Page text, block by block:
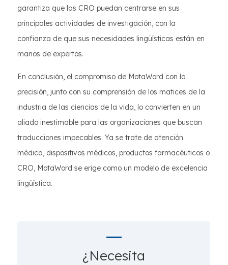
garantiza que las CRO puedan centrarse en sus
principales actividades de investigación, con la
confianza de que sus necesidades lingüísticas están en
manos de expertos.
En conclusión, el compromiso de MotaWord con la
precisión, junto con su comprensión de los matices de la
industria de las ciencias de la vida, lo convierten en un
aliado inestimable para las organizaciones que buscan
traducciones impecables. Ya se trate de atención
médica, dispositivos médicos, productos farmacéuticos o
CRO, MotaWord se erige como un modelo de excelencia
lingüística.
¿Necesita